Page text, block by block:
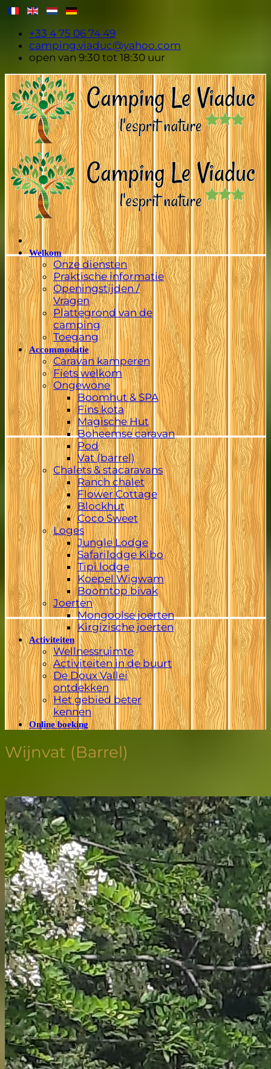
+33 4 75 06 74 49
camping.viaduc@yahoo.com
open van 9:30 tot 18:30 uur
Welkom
Onze diensten
Praktische informatie
Openingstijden /
Vragen
Plattegrond van de
camping
Toegang
Accommodatie
Caravan kamperen
Fiets welkom
Ongewone
Boomhut & SPA
Fins kota
Magische Hut
Boheemse caravan
Pod
Vat (barrel)
Chalets & stacaravans
Ranch chalet
Flower Cottage
Blockhut
Coco Sweet
Loges
Jungle Lodge
Safarilodge Kibo
Tipi lodge
Koepel Wigwam
Boomtop bivak
Joerten
Mongoolse joerten
Kirgizische joerten
Activiteiten
Wellnessruimte
Activiteiten in de buurt
De Doux Vallei
ontdekken
Het gebied beter
kennen
Online boeking
Wijnvat (Barrel)